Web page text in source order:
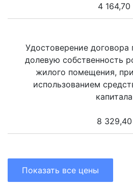
4 164,70
Удостоверение
долевую собственность
жилого помещения,
использованием
капитала
8 329,40
Показать все цены